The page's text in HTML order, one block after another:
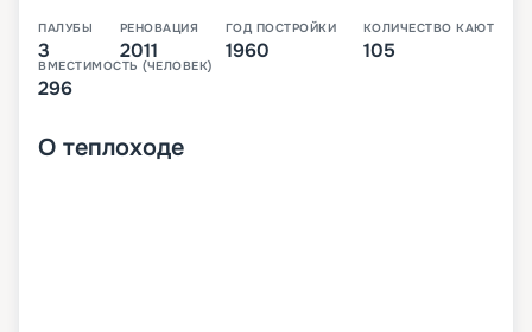
ПАЛУБЫ
3
РЕНОВАЦИЯ
2011
ГОД ПОСТРОЙКИ
1960
КОЛИЧЕСТВО КАЮТ
105
ВМЕСТИМОСТЬ (ЧЕЛОВЕК)
296
О теплоходе